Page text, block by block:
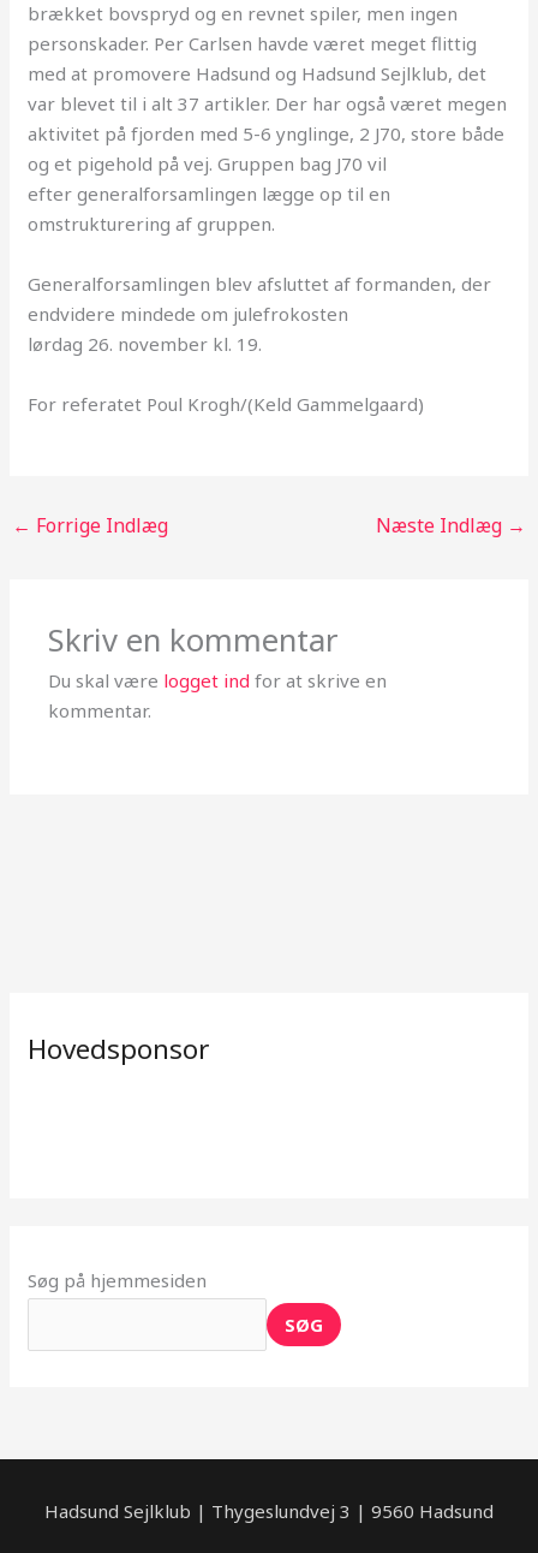
brækket bovspryd og en revnet spiler, men ingen
personskader. Per Carlsen havde været meget flittig
med at promovere Hadsund og Hadsund Sejlklub, det
var blevet til i alt 37 artikler. Der har også været megen
aktivitet på fjorden med 5-6 ynglinge, 2 J70, store både
og et pigehold på vej. Gruppen bag J70 vil
eftergeneralforsamlingen lægge op til en
omstrukturering af gruppen.
Generalforsamlingen blev afsluttet af formanden, der
endvidere mindede om julefrokosten
lørdag 26. november kl. 19.
For referatet Poul Krogh/(Keld Gammelgaard)
← Forrige Indlæg Næste Indlæg →
Skriv en kommentar
Du skal være logget ind for at skrive en
kommentar.
Hovedsponsor
Søg på hjemmesiden
SØG
Hadsund Sejlklub | Thygeslundvej 3 | 9560 Hadsund